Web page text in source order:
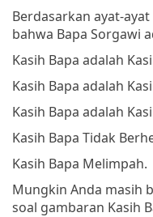
Berdasarkan ayat-
bahwa Bapa Sorgawi
Kasih Bapa adalah
Kasih Bapa adalah
Kasih Bapa adalah
Kasih Bapa Tidak
Kasih Bapa Melimpah.
Mungkin Anda masih
soal gambaran Kasih